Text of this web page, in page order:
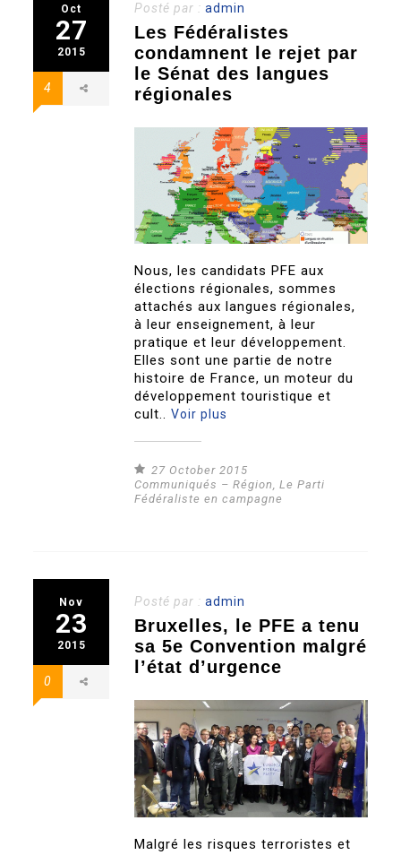
Oct
27
2015
4
Posté par :admin
Les Fédéralistes
condamnent le rejet par
le Sénat des langues
régionales
Nous, les candidats PFE aux
élections régionales, sommes
attachés aux langues régionales,
à leur enseignement, à leur
pratique et leur développement.
Elles sont une partie de notre
histoire de France, un moteur du
développement touristique et
cult..Voir plus
27 October 2015
Communiqués – Région,Le Parti
Fédéraliste en campagne
Nov
23
2015
0
Posté par :admin
Bruxelles, le PFE a tenu
sa 5e Convention malgré
l’état d’urgence
Malgré les risques terroristes et